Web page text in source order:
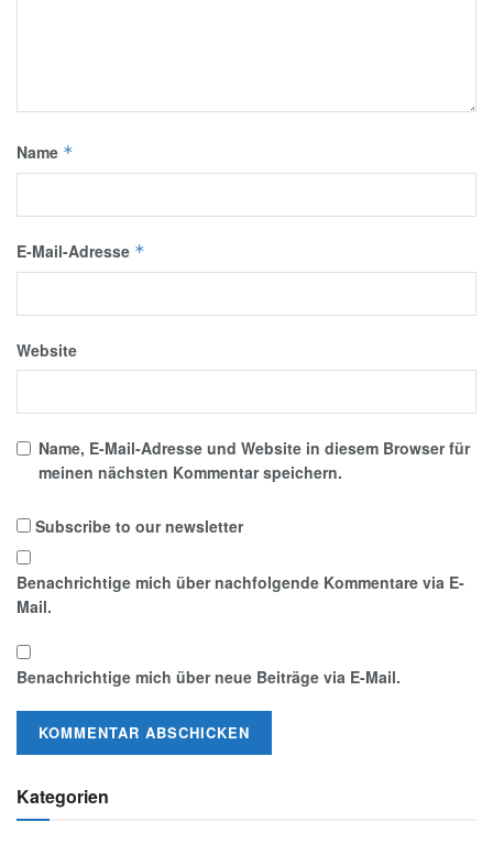
Name *
E-Mail-Adresse *
Website
Name, E-Mail-Adresse und Website in diesem Browser für
meinen nächsten Kommentar speichern.
Subscribe to our newsletter
Benachrichtige mich über nachfolgende Kommentare via E-
Mail.
Benachrichtige mich über neue Beiträge via E-Mail.
Kategorien